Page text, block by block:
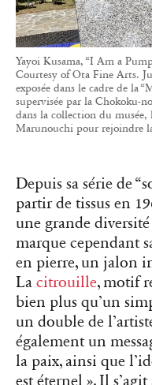
Yayoi Kusama, “I Am a
Courtesy of Ota Fine Arts.
exposée dans le cadre de la
supervisée par la Chokoku-
dans la collection du
Marunouchi pour rejoindre
Depuis sa série de
partir de tissus en
une grande
marque cependant
en pierre, un jalon
La citrouille, motif
bien plus qu’un
un double de
également un
la paix, ainsi que
est éternel ». Il